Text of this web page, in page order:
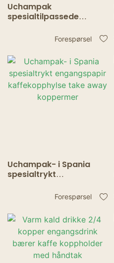
Uchampak
spesialtilpassede
koppholderbrett –
engangsemballasje for
takeaway
Forespørsel
Uchampak- i Spania
spesialtrykt
kaffekopphylse take
away koppermer
Forespørsel